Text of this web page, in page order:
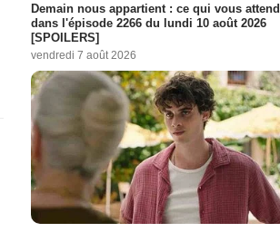
Demain nous appartient : ce qui vous attend
dans l'épisode 2266 du lundi 10 août 2026
[SPOILERS]
vendredi 7 août 2026